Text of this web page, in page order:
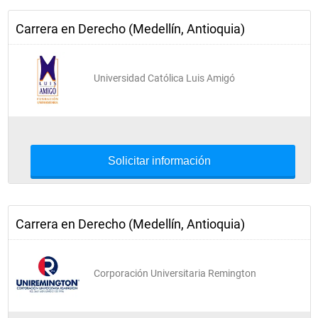
Carrera en Derecho (Medellín, Antioquia)
Universidad Católica Luis Amigó
Solicitar información
Carrera en Derecho (Medellín, Antioquia)
Corporación Universitaria Remington